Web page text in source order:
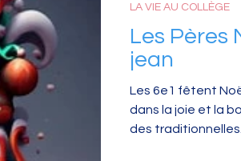
Les Pères
jean
Les 6e1 fêtent
dans la joie et la
des traditionnelles...
LA VIE AU COLLÈGE